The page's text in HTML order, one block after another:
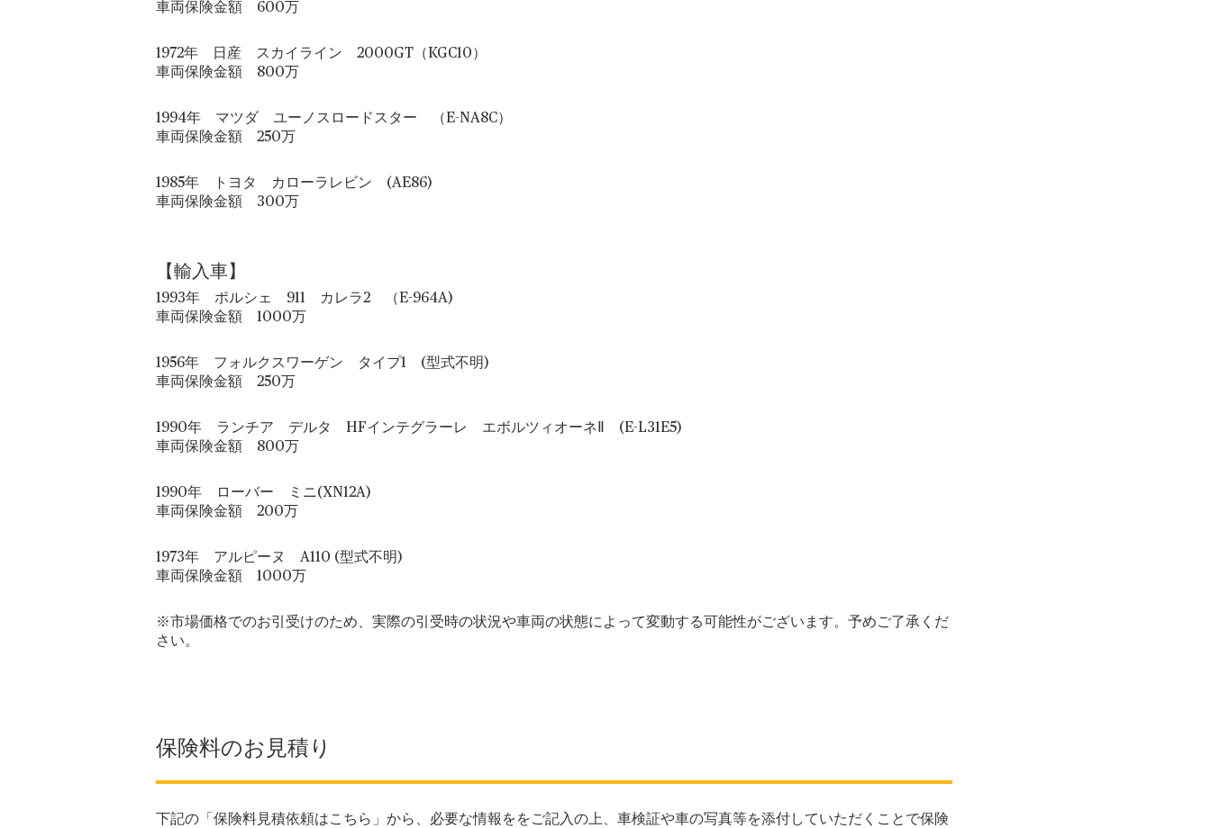
車両保険金額 600万
1972年 日産 スカイライン 2000GT（KGC10）
車両保険金額 800万
1994年 マツダ ユーノスロードスター （E-NA8C）
車両保険金額 250万
1985年 トヨタ カローラレビン (AE86)
車両保険金額 300万
【輸入車】
1993年 ポルシェ 911 カレラ2 （E-964A)
車両保険金額 1000万
1956年 フォルクスワーゲン タイプ1 (型式不明)
車両保険金額 250万
1990年 ランチア デルタ HFインテグラーレ エボルツィオーネⅡ (E-L31E5)
車両保険金額 800万
1990年 ローバー ミニ(XN12A)
車両保険金額 200万
1973年 アルピーヌ A110 (型式不明)
車両保険金額 1000万
※市場価格でのお引受けのため、実際の引受時の状況や車両の状態によって変動する可能性がございます。予めご了承くだ
さい。
保険料のお見積り
下記の「保険料見積依頼はこちら」から、必要な情報ををご記入の上、車検証や車の写真等を添付していただくことで保険